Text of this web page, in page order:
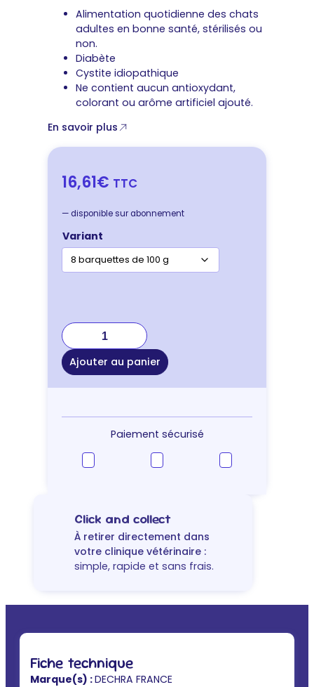
Alimentation quotidienne des chats
adultes en bonne santé, stérilisés ou
non.
Diabète
Cystite idiopathique
Ne contient aucun antioxydant,
colorant ou arôme artificiel ajouté.
En savoir plus
16,61€ TTC
— disponible sur abonnement
Variant
quantité
de
Specific
F-
BIO-
Organic
chat
Ajouter au panier
Paiement sécurisé
Click and collect
À retirer directement dans
votre clinique vétérinaire :
simple, rapide et sans frais.
Fiche technique
Marque(s) :DECHRA FRANCE